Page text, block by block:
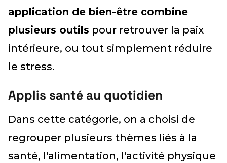
application de bien-être combine
plusieurs outils pour retrouver la paix
intérieure, ou tout simplement réduire
le stress.
Applis santé au quotidien
Dans cette catégorie, on a choisi de
regrouper plusieurs thèmes liés à la
santé, l'alimentation, l'activité physique